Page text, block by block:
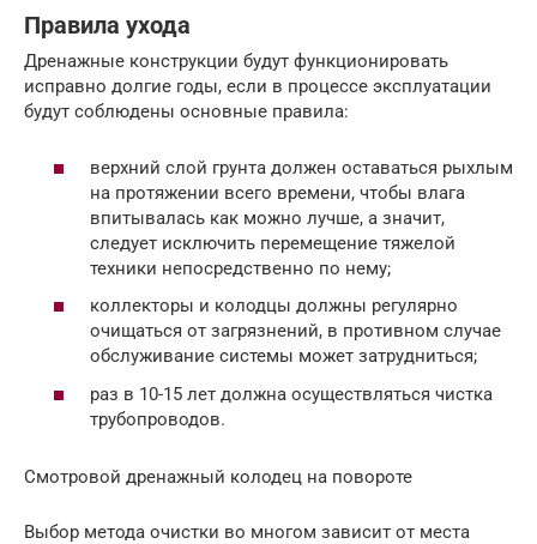
Правила ухода
Дренажные конструкции будут функционировать
исправно долгие годы, если в процессе эксплуатации
будут соблюдены основные правила:
верхний слой грунта должен оставаться рыхлым
на протяжении всего времени, чтобы влага
впитывалась как можно лучше, а значит,
следует исключить перемещение тяжелой
техники непосредственно по нему;
коллекторы и колодцы должны регулярно
очищаться от загрязнений, в противном случае
обслуживание системы может затрудниться;
раз в 10-15 лет должна осуществляться чистка
трубопроводов.
Смотровой дренажный колодец на повороте
Выбор метода очистки во многом зависит от места